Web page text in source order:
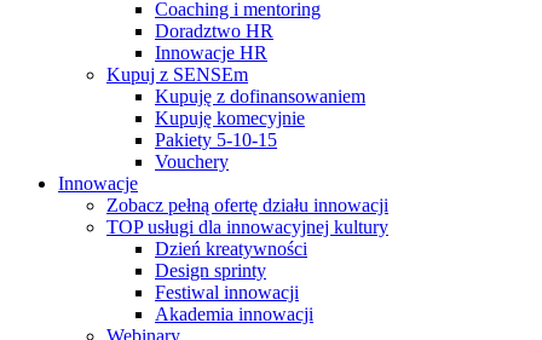
Coaching i mentoring
Doradztwo HR
Innowacje HR
Kupuj z SENSEm
Kupuję z dofinansowaniem
Kupuję komecyjnie
Pakiety 5-10-15
Vouchery
Innowacje
Zobacz pełną ofertę działu innowacji
TOP usługi dla innowacyjnej kultury
Dzień kreatywności
Design sprinty
Festiwal innowacji
Akademia innowacji
Webinary